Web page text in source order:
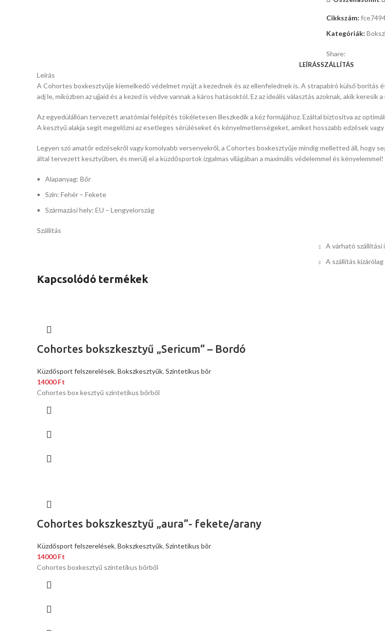
Cikkszám:
Kategóriák:
Share:
LEÍRÁSSZÁLLÍTÁS
Leírás
A Cohortes boxkesztyűje kiemelkedő védelmet nyújt a kezednek és az ellenfelednek is. A strapabíró külső
adj le, miközben az ujjaid és a kezed is védve vannak a káros hatásoktól. Ez az ideális választás azoknak, akik
Az egyedülállóan tervezett anatómiai felépítés tökéletesen illeszkedik a kéz formájához. Ezáltal biztosítva az
A kesztyű alakja segít megelőzni az esetleges sérüléseket és kényelmetlenségeket, amiket hosszabb edzések
Legyen szó amatőr edzésekről vagy komolyabb versenyekről, a Cohortes boxkesztyűje mindig melletted áll, hogy
által tervezett kesztyűben, és merülj el a küzdősportok izgalmas világában a maximális védelemmel és kényelemmel!
Alapanyag: Bőr
Szín: Fehér – Fekete
Származási hely: EU – Lengyelország
Szállítás
A várható szállítási
A szállítás
Kapcsolódó termékek
Cohortes bokszkesztyű „Sericum” – Bordó
Küzdősport felszerelések, Bokszkesztyűk, Szintetikus bõr
14000Ft
Cohortes box kesztyű szintetikus bőrből
Cohortes bokszkesztyű „aura”- fekete/arany
Küzdősport felszerelések, Bokszkesztyűk, Szintetikus bõr
14000Ft
Cohortes boxkesztyű szintetikus bőrből